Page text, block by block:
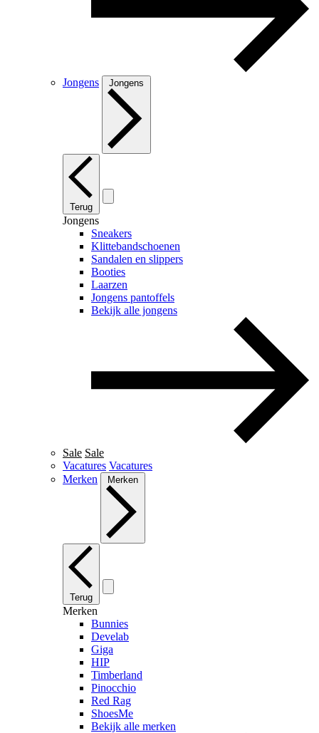
Jongens Jongens
Terug
Jongens
Sneakers
Klittebandschoenen
Sandalen en slippers
Booties
Laarzen
Jongens pantoffels
Bekijk alle jongens
Sale Sale
Vacatures Vacatures
Merken
Merken
Terug
Merken
Bunnies
Develab
Giga
HIP
Timberland
Pinocchio
Red Rag
ShoesMe
Bekijk alle merken